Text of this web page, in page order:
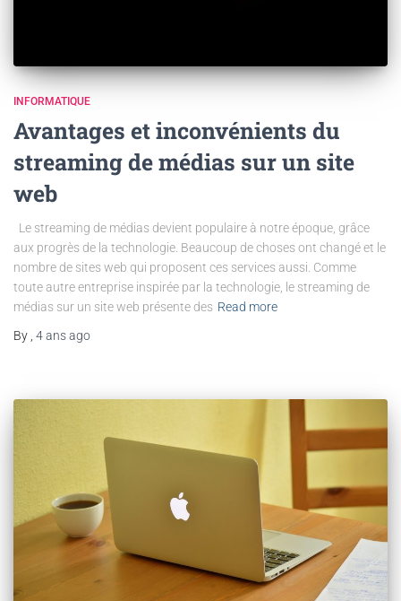
INFORMATIQUE
Avantages et inconvénients du
streaming de médias sur un site
web
Le streaming de médias devient populaire à notre époque, grâce
aux progrès de la technologie. Beaucoup de choses ont changé et le
nombre de sites web qui proposent ces services aussi. Comme
toute autre entreprise inspirée par la technologie, le streaming de
médias sur un site web présente des Read more
By , 4 ansago